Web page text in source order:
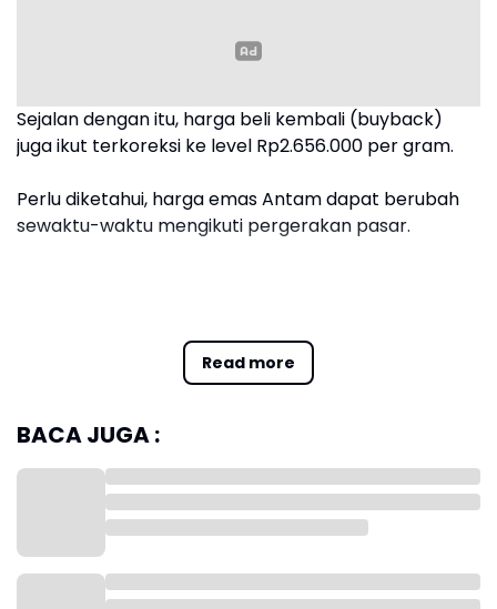
Read more
Sejalan dengan itu, harga beli kembali (buyback)
juga ikut terkoreksi ke level Rp2.656.000 per gram.
Perlu diketahui, harga emas Antam dapat berubah
sewaktu-waktu mengikuti pergerakan pasar.
BACA JUGA :